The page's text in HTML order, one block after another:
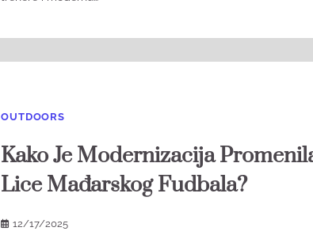
OUTDOORS
Kako Je Modernizacija
Lice Mađarskog Fudbala?
12/17/2025